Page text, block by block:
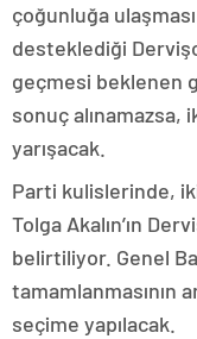
çoğunluğa
desteklediği
geçmesi beklenen
sonuç alınamazsa,
yarışacak.
Parti kulislerinde,
Tolga Akalın’ın
belirtiliyor. Genel
tamamlanmasının
seçime yapılacak.